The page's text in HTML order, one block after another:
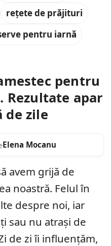
rețete de prăjituri
pentru iarnă
pentru
Rezultate apar
de zile
Elena Mocanu
avem grijă de
noastră. Felul în
despre noi, iar
sau nu atrași de
de zi îi influențăm,